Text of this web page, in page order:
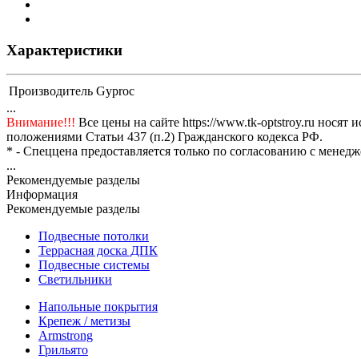
Характеристики
Производитель Gyproc
...
Внимание!!! Все цены на сайте https://www.tk-optstroy.ru носят
положениями Статьи 437 (п.2) Гражданского кодекса РФ.
* - Спеццена предоставляется только по согласованию с
...
Рекомендуемые разделы
Информация
Рекомендуемые разделы
Подвесные потолки
Террасная доска ДПК
Подвесные системы
Светильники
Напольные покрытия
Крепеж / метизы
Armstrong
Грильято